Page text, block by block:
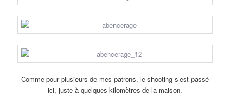
Comme pour plusieurs de mes patrons, le shooting s’est passé
ici, juste à quelques kilomètres de la maison.